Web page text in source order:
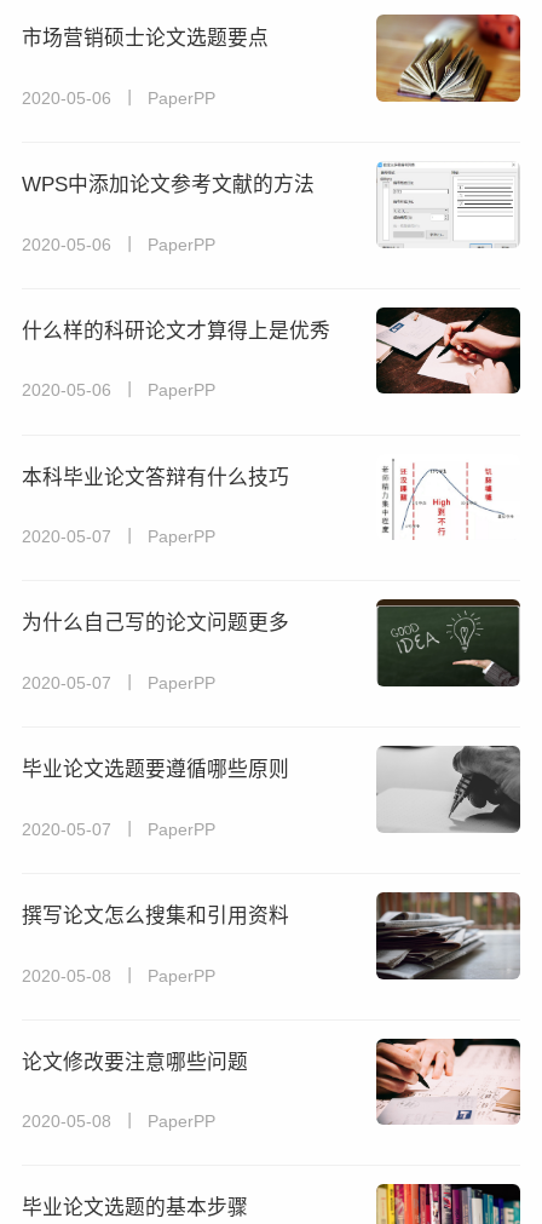
市场营销硕士论文选题要点
2020-05-06 丨 PaperPP
WPS中添加论文参考文献的方法
2020-05-06 丨 PaperPP
什么样的科研论文才算得上是优秀
2020-05-06 丨 PaperPP
本科毕业论文答辩有什么技巧
2020-05-07 丨 PaperPP
为什么自己写的论文问题更多
2020-05-07 丨 PaperPP
毕业论文选题要遵循哪些原则
2020-05-07 丨 PaperPP
撰写论文怎么搜集和引用资料
2020-05-08 丨 PaperPP
论文修改要注意哪些问题
2020-05-08 丨 PaperPP
毕业论文选题的基本步骤